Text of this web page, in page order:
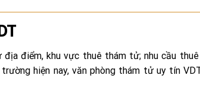
địa điểm, khu vực thuê thám tử; nhu cầu
hiện nay, văn phòng thám tử uy tín